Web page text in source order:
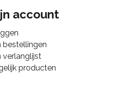
account
bestellingen
verlanglijst
producten